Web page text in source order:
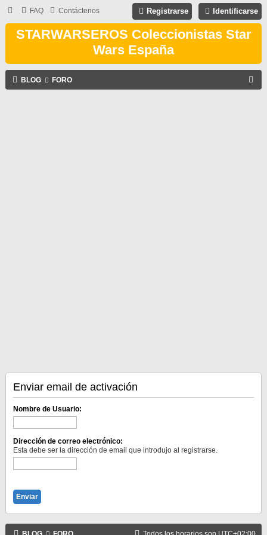
FAQ Contáctenos Identificarse
Registrarse
STARWARSEROS Coleccionistas Star
Wars España
BLOG FORO
Enviar email de activación
Nombre de Usuario:
Dirección de correo electrónico:
Esta debe ser la dirección de email que introdujo al registrarse.